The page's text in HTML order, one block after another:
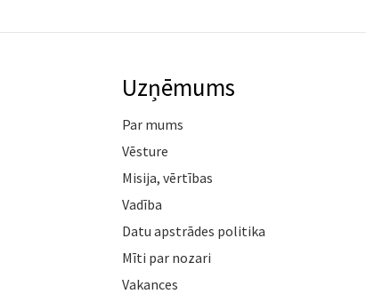
Uzņēmums
Par mums
Vēsture
Misija, vērtības
Vadība
Datu apstrādes politika
Mīti par nozari
Vakances